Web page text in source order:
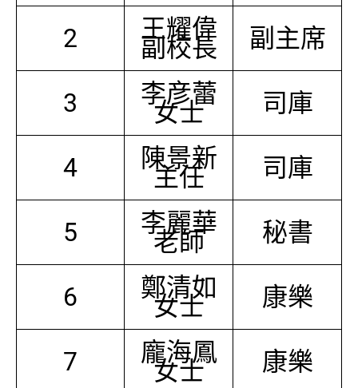
2 王耀偉
副校長 副主席
3 李彦蕾
女士 司庫
4 陳景新
主任 司庫
5 李麗華
老師 秘書
6 鄭清如
女士 康樂
7 龐海鳳
女士 康樂